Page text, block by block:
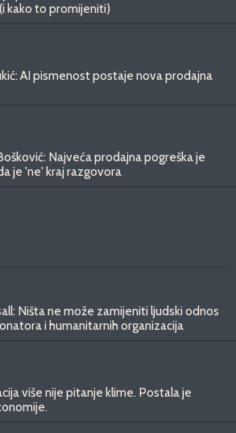
kako to promijeniti)
AI pismenost postaje nova prodajna
Najveća prodajna pogreška je
je 'ne' kraj razgovora
Ništa ne može zamijeniti ljudski odnos
i humanitarnih organizacija
više nije pitanje klime. Postala je